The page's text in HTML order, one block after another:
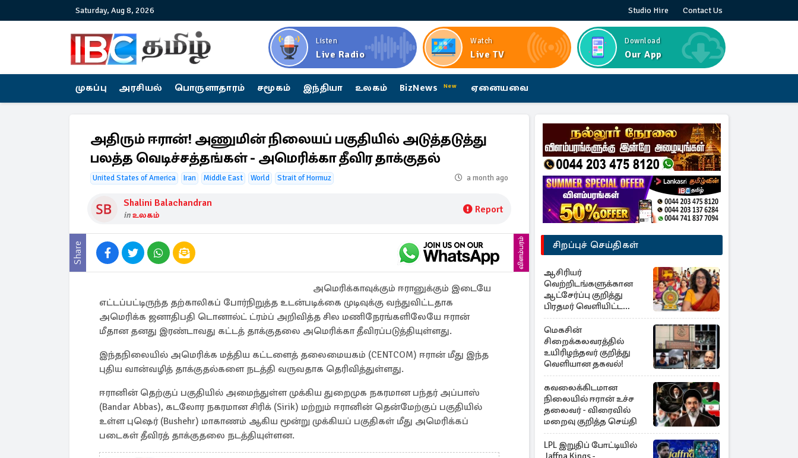
Saturday, Aug 8, 2026 Studio Hire Contact Us
Listen
Live Radio
Watch
Live TV
Download
Our App
முகப்பு அரசியல் பொருளாதாரம் சமூகம் இந்தியா உலகம் BizNews New ஏனையவை
அதிரும் ஈரான்! அணுமின் நிலையப் பகுதியில் அடுத்தடுத்து
பலத்த வெடிச்சத்தங்கள் - அமெரிக்கா தீவிர தாக்குதல்
United States of America Iran Middle East World Strait of Hormuz a month ago
Shalini Balachandran
inஉலகம் Report
Share விளம்பரம்
அமெரிக்காவுக்கும் ஈரானுக்கும் இடையே
எட்டப்பட்டிருந்த தற்காலிகப் போர்நிறுத்த உடன்படிக்கை முடிவுக்கு வந்துவிட்டதாக
அமெரிக்க ஜனாதிபதி டொனால்ட் ட்ரம்ப் அறிவித்த சில மணிநேரங்களிலேயே ஈரான்
மீதான தனது இரண்டாவது கட்டத் தாக்குதலை அமெரிக்கா தீவிரப்படுத்தியுள்ளது.
இந்தநிலையில் அமெரிக்க மத்திய கட்டளைத் தலைமையகம் (CENTCOM) ஈரான் மீது இந்த
புதிய வான்வழித் தாக்குதல்களை நடத்தி வருவதாக தெரிவித்துள்ளது.
ஈரானின் தெற்குப் பகுதியில் அமைந்துள்ள முக்கிய துறைமுக நகரமான பந்தர் அப்பாஸ்
(Bandar Abbas), கடலோர நகரமான சிரிக் (Sirik) மற்றும் ஈரானின் தென்மேற்குப் பகுதியில்
உள்ள புஷெர் (Bushehr) மாகாணம் ஆகிய மூன்று முக்கியப் பகுதிகள் மீது அமெரிக்கப்
படைகள் தீவிரத் தாக்குதலை நடத்தியுள்ளன.
சிறப்புச் செய்திகள்
ஆசிரியர்
வெற்றிடங்களுக்கான
ஆட்சேர்ப்பு குறித்து
பிரதமர் வெளியிட்ட
அறிவிப்பு
மெகசின்
சிறைக்கலவரத்தில்
உயிரிழந்தவர் குறித்து
வெளியான தகவல்!
கவலைக்கிடமான
நிலையில் ஈரான் உச்ச
தலைவர் - விரைவில்
மறைவு குறித்த செய்தி
LPL இறுதிப் போட்டியில்